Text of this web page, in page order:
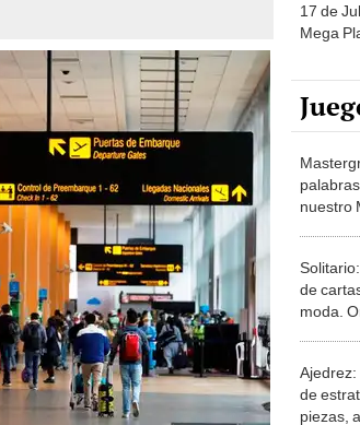
17 de
Mega
nuestro
de
moda.
Ajedrez:
de
piezas,